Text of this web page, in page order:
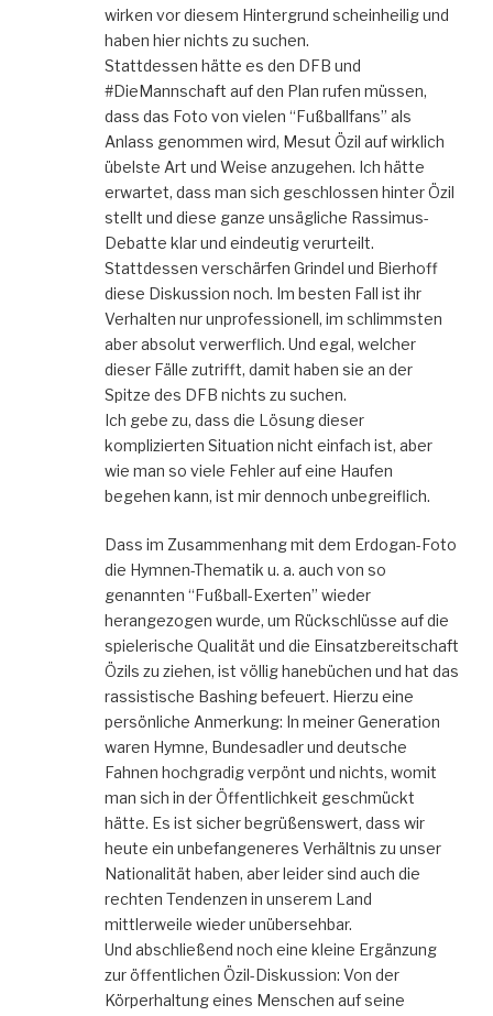
wirken vor diesem Hintergrund scheinheilig und
haben hier nichts zu suchen.
Stattdessen hätte es den DFB und
#DieMannschaft auf den Plan rufen müssen,
dass das Foto von vielen “Fußballfans” als
Anlass genommen wird, Mesut Özil auf wirklich
übelste Art und Weise anzugehen. Ich hätte
erwartet, dass man sich geschlossen hinter Özil
stellt und diese ganze unsägliche Rassimus-
Debatte klar und eindeutig verurteilt.
Stattdessen verschärfen Grindel und Bierhoff
diese Diskussion noch. Im besten Fall ist ihr
Verhalten nur unprofessionell, im schlimmsten
aber absolut verwerflich. Und egal, welcher
dieser Fälle zutrifft, damit haben sie an der
Spitze des DFB nichts zu suchen.
Ich gebe zu, dass die Lösung dieser
komplizierten Situation nicht einfach ist, aber
wie man so viele Fehler auf eine Haufen
begehen kann, ist mir dennoch unbegreiflich.
Dass im Zusammenhang mit dem Erdogan-Foto
die Hymnen-Thematik u. a. auch von so
genannten “Fußball-Exerten” wieder
herangezogen wurde, um Rückschlüsse auf die
spielerische Qualität und die Einsatzbereitschaft
Özils zu ziehen, ist völlig hanebüchen und hat das
rassistische Bashing befeuert. Hierzu eine
persönliche Anmerkung: In meiner Generation
waren Hymne, Bundesadler und deutsche
Fahnen hochgradig verpönt und nichts, womit
man sich in der Öffentlichkeit geschmückt
hätte. Es ist sicher begrüßenswert, dass wir
heute ein unbefangeneres Verhältnis zu unser
Nationalität haben, aber leider sind auch die
rechten Tendenzen in unserem Land
mittlerweile wieder unübersehbar.
Und abschließend noch eine kleine Ergänzung
zur öffentlichen Özil-Diskussion: Von der
Körperhaltung eines Menschen auf seine